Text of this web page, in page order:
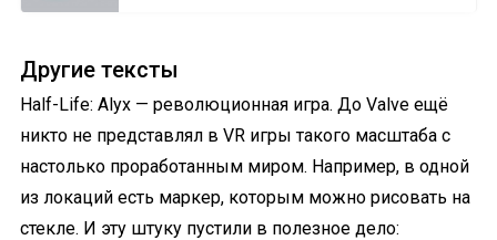
Другие тексты
Half-Life: Alyx — революционная игра. До Valve ещё
никто не представлял в VR игры такого масштаба с
настолько проработанным миром. Например, в одной
из локаций есть маркер, которым можно рисовать на
стекле. И эту штуку пустили в полезное дело: